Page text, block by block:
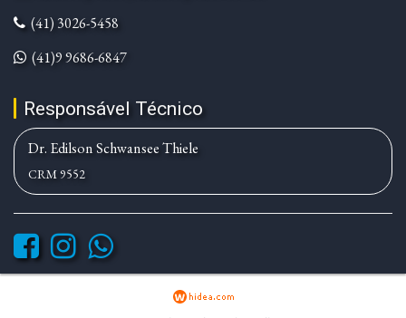
(41) 3026-5458
(41)9 9686-6847
Responsável Técnico
Dr. Edilson Schwansee Thiele
CRM 9552